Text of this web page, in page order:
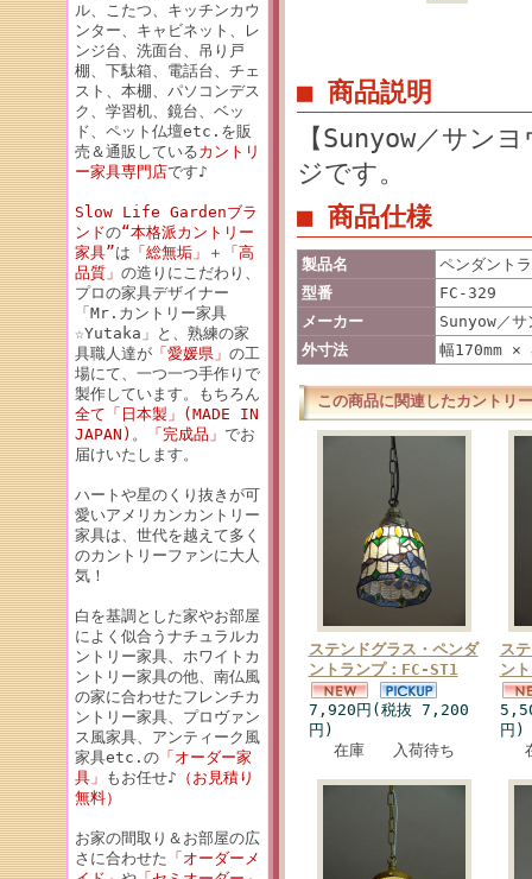
ル、こたつ、キッチンカウ
ンター、キャビネット、レ
ンジ台、洗面台、吊り戸
棚、下駄箱、電話台、チェ
スト、本棚、パソコンデス
ク、学習机、鏡台、ベッ
ド、ペット仏壇etc.を販
売＆通販しているカントリ
ー家具専門店です♪
Slow Life Gardenブラ
ンドの“本格派カントリー
家具”は 「総無垢」 ＋
「高
品質」 の造りにこだわり、
プロの家具デザイナー
「Mr.カントリー家具
☆Yutaka」と、熟練の家
具職人達が「愛媛県」 の工
場にて、一つ一つ手作りで
製作しています。もちろん
全て「日本製」(MADE IN
JAPAN) 。 「完成品」 でお
届けいたします。
ハートや星のくり抜きが可
愛いアメリカンカントリー
家具は、世代を越えて多く
のカントリーファンに大人
気！
白を基調とした家やお部屋
によく似合うナチュラルカ
ントリー家具、ホワイトカ
ントリー家具の他、南仏風
の家に合わせたフレンチカ
ントリー家具、プロヴァン
ス風家具、アンティーク風
家具etc.の「オーダー家
具」 もお任せ♪ （お見積り
無料）
お家の間取り＆お部屋の広
さに合わせた 「オーダーメ
■ 商品説明
【Sunyow／サン
ジです。
■ 商品仕様
製品名
ペンダント
型番
FC-329
メーカー
Sunyow／サ
外寸法
幅170mm ×
この商品に関連したカントリ
ステンドグラス・ペンダ
ントランプ：FC-ST1
7,920円(税抜 7,200
円)
在庫 入荷待ち
ス
ン
円)